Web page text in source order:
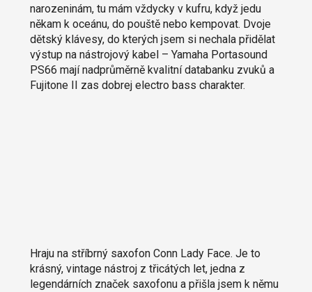
narozeninám, tu mám vždycky v kufru, když jedu
někam k oceánu, do pouště nebo kempovat. Dvoje
dětský klávesy, do kterých jsem si nechala přidělat
výstup na nástrojový kabel – Yamaha Portasound
PS66 mají nadprůměrně kvalitní databanku zvuků a
Fujitone II zas dobrej electro bass charakter.
Hraju na stříbrný saxofon Conn Lady Face. Je to
krásný, vintage nástroj z třicátých let, jedna z
legendárních značek saxofonu a přišla jsem k němu